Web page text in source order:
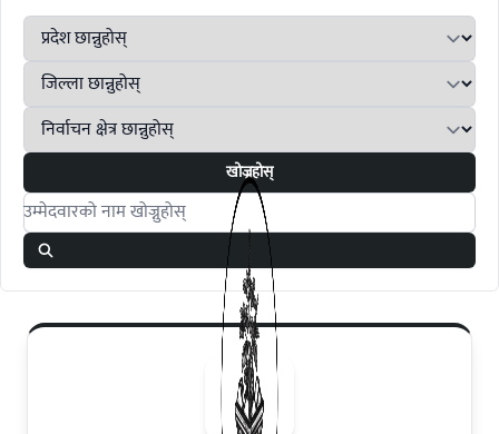
खोज्नुहोस्
Search candidates